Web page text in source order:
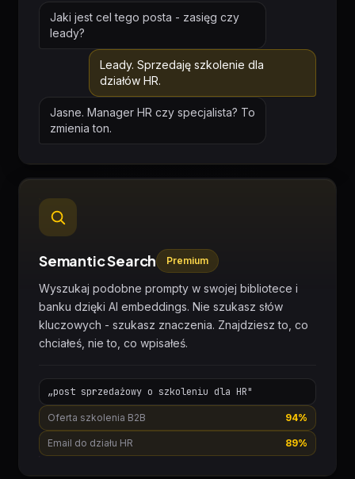
Jaki jest cel tego posta - zasięg czy
leady?
Leady. Sprzedaję szkolenie dla
działów HR.
Jasne. Manager HR czy specjalista? To
zmienia ton.
Semantic Search Premium
Wyszukaj podobne prompty w swojej bibliotece i
banku dzięki AI embeddings. Nie szukasz słów
kluczowych - szukasz znaczenia. Znajdziesz to, co
chciałeś, nie to, co wpisałeś.
„post sprzedażowy o szkoleniu dla HR"
Oferta szkolenia B2B 94%
Email do działu HR 89%